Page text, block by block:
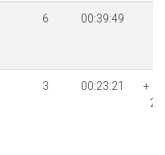
6 00:39:49
3 00:23:21
+